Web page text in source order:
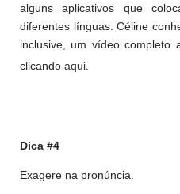
alguns aplicativos que
diferentes línguas. Céline
inclusive, um vídeo completo
clicando aqui
Dica #4
Exagere na pronúncia.